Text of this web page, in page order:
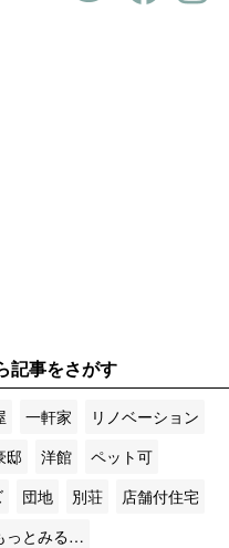
記事をさがす
一軒家
リノベーション
邸 洋館
ペット可
団地 別荘
店舗付住宅
っとみる…